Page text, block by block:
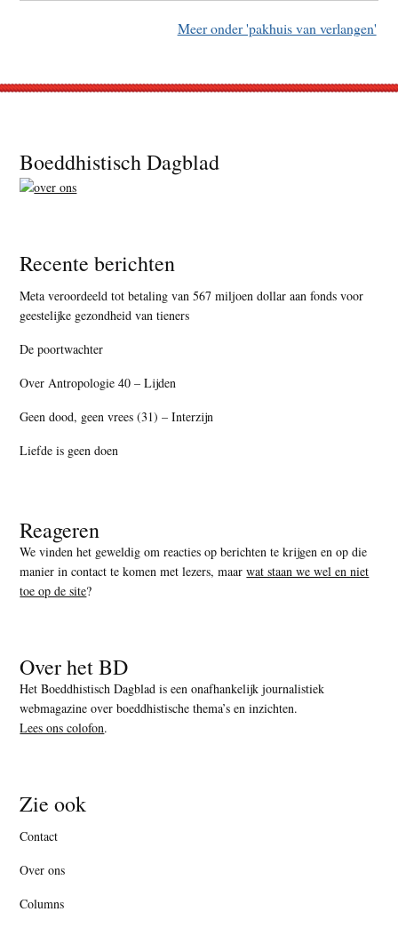
Meer onder 'pakhuis van verlangen'
Footer
Boeddhistisch Dagblad
Recente berichten
Meta veroordeeld tot betaling van 567 miljoen dollar aan fonds voor
geestelijke gezondheid van tieners
De poortwachter
Over Antropologie 40 – Lijden
Geen dood, geen vrees (31) – Interzijn
Liefde is geen doen
Reageren
We vinden het geweldig om reacties op berichten te krijgen en op die
manier in contact te komen met lezers, maarwat staan we wel en niet
toe op de site?
Over het BD
Het Boeddhistisch Dagblad is een onafhankelijk journalistiek
webmagazine over boeddhistische thema’s en inzichten.
Lees ons colofon.
Zie ook
Contact
Over ons
Columns